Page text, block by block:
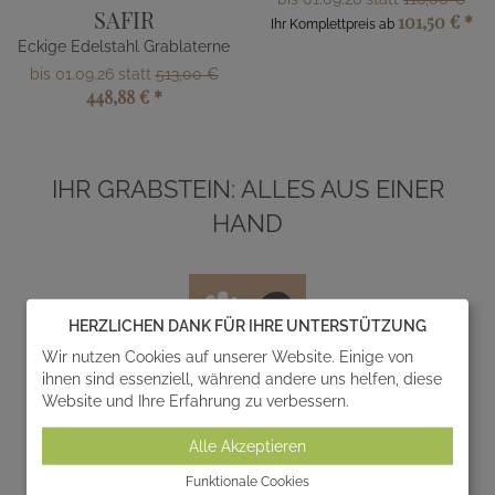
SAFIR
Eckige Edelstahl Grablaterne
bis 01.09.26 statt513,00 €
448,88 € *
Ihr Komplettpreis ab 101,50 € *
IHR GRABSTEIN: ALLES AUS EINER
HAND
Entwurf
Wir entwerfen und realisieren gemeinsam mit Ihnen
HERZLICHEN DANK FÜR IHRE UNTERSTÜTZUNG
Wir nutzen Cookies auf unserer Website. Einige von
ihnen sind essenziell, während andere uns helfen, diese
Website und Ihre Erfahrung zu verbessern.
Alle Akzeptieren
Funktionale Cookies